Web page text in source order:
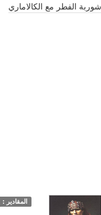
المقادير :